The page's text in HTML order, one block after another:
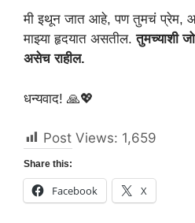
मी इथून जात आहे, पण तुमचं प्रेम,
माझ्या हृदयात असतील.तुमच्याशी
असेच राहील.
धन्यवाद! 🙏💖
Post Views: 1,659
Share this:
Facebook X